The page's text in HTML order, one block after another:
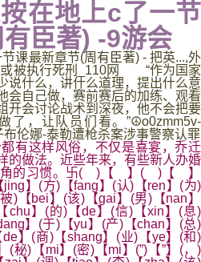
在地上c了一节
臣著) -9游会
课最新章节(周有臣著) - 把英...,外
或被执行死刑_110网 “作为国家
说什么，讲什么道理，提出什么意
会自己做，赛前赛后的加练、观看
开会讨论战术到深夜，他不会把要
了，让队员们看。”☮o0zmm5v-
伦娜-泰勒遭枪杀案涉事警察认罪
这样风俗，不仅是喜宴，乔迁
的做法。近些年来，有些新人办婚
角的习惯。卐( )【 】( )【 】
】(方)【fang】(认)【ren】(为)
)【bei】(该)【gai】(男)【nan】
chu】(的)【de】(信)【xin】(息)
】(于)【yu】(产)【chan】(总)
de】(商)【shang】(业)【ye】(和)
(秘)【mi】(密)【mi】(”)【”】(，)